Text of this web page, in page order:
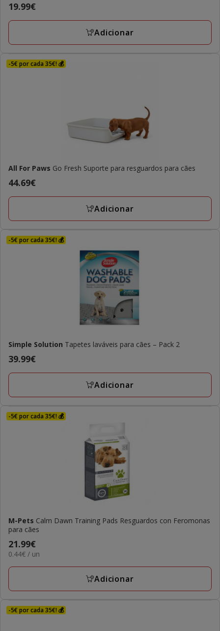
Preço
19.99€
19.99€
Adicionar
-5€ por cada 35€! 💰
All For Paws Go Fresh Suporte para resguardos para cães
Preço
44.69€
44.69€
Adicionar
-5€ por cada 35€! 💰
Simple Solution Tapetes laváveis para cães – Pack 2
Preço
39.99€
39.99€
Adicionar
-5€ por cada 35€! 💰
M-Pets Calm Dawn Training Pads Resguardos con Feromonas
para cães
Preço
21.99€
21.99€
0.44€
UN
0.44€ / un
Adicionar
-5€ por cada 35€! 💰